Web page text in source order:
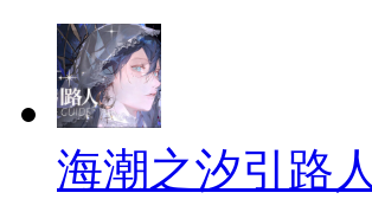
海潮之汐引路人